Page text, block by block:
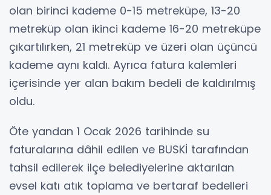
olan birinci kademe 0-15 metreküpe, 13-20
metreküp olan ikinci kademe 16-20 metreküpe
çıkartılırken, 21 metreküp ve üzeri olan üçüncü
kademe aynı kaldı. Ayrıca fatura kalemleri
içerisinde yer alan bakım bedeli de kaldırılmış
oldu.
Öte yandan 1 Ocak 2026 tarihinde su
faturalarına dâhil edilen ve BUSKİ tarafından
tahsil edilerek ilçe belediyelerine aktarılan
evsel katı atık toplama ve bertaraf bedelleri